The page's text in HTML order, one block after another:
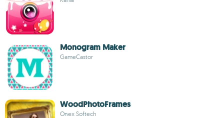
Monogram Maker
GameCastor
WoodPhotoFrames
Onex Softech